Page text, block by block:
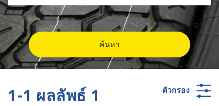
ค้นหา
ตัวกรอง
1-1 ผลลัพธ์ 1